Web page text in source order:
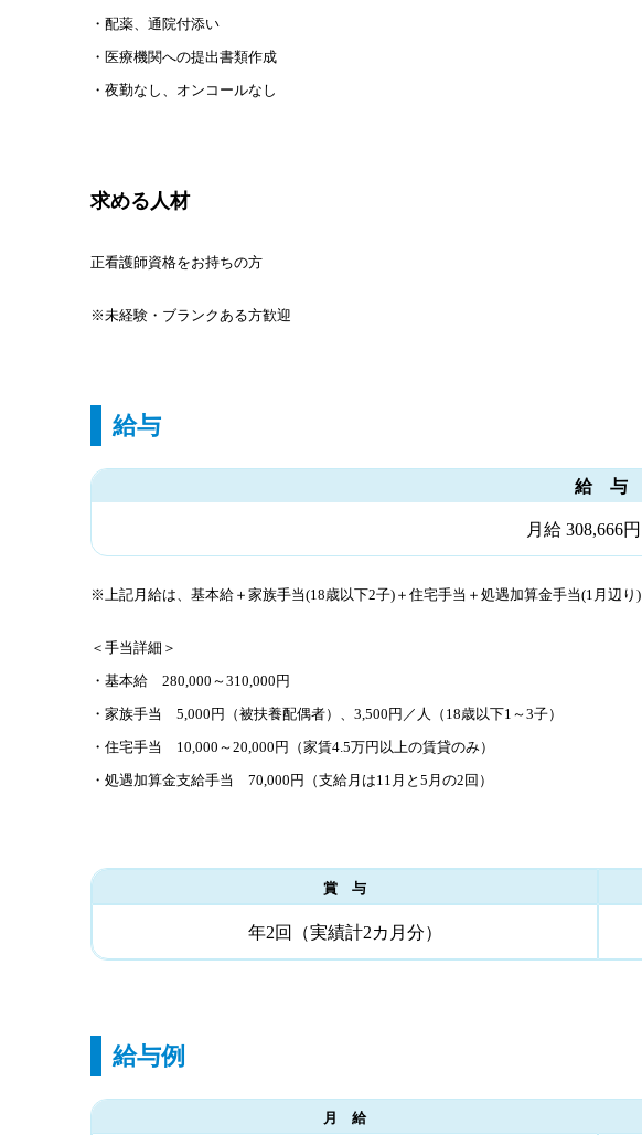
・配薬、通院付添い
・医療機関への提出書類作成
・夜勤なし、オンコールなし
求める人材
正看護師資格をお持ちの方
※未経験・ブランクある方歓迎
給与
給 与
月給 308,666
※上記月給は、基本給＋家族手当(18歳以下2子)＋住宅手当＋処遇加算金手当(1月辺り)
＜手当詳細＞
・基本給 280,000～310,000円
・家族手当 5,000円（被扶養配偶者）、3,500円／人（18歳以下1～3子）
・住宅手当 10,000～20,000円（家賃4.5万円以上の賃貸のみ）
・処遇加算金支給手当 70,000円（支給月は11月と5月の2回）
賞 与
年2回（実績計2カ月分）
給与例
月 給